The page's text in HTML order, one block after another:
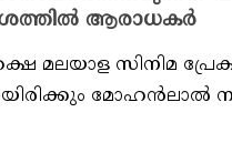
ആരാധകർ
മലയാള സിനിമ
മോഹൻലാൽ